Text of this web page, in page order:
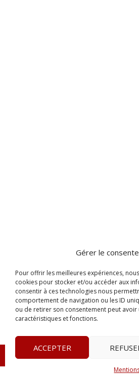
Gérer le
Pour offrir les meilleures expériences,
cookies pour stocker et/ou accéder aux
consentir à ces technologies nous
comportement de navigation ou les ID
ou de retirer son consentement peut
caractéristiques et fonctions.
ACCEPTER
L’apostille